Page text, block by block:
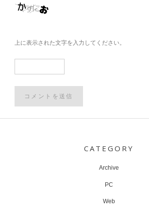
上に表示された文字を入力してください。
CATEGORY
Archive
PC
Web